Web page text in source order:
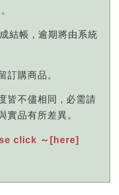
結帳 , 逾期將由系統
訂購商品。
皆不儘相同 , 必需請
實品有所差異。
click ～[here]